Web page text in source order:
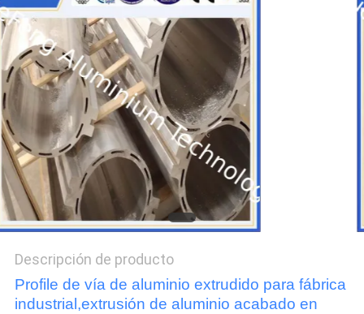
PRIVACY
POLICY
Descripción de producto
Profile de vía de aluminio extrudido para fábrica
industrial,extrusión de aluminio acabado en